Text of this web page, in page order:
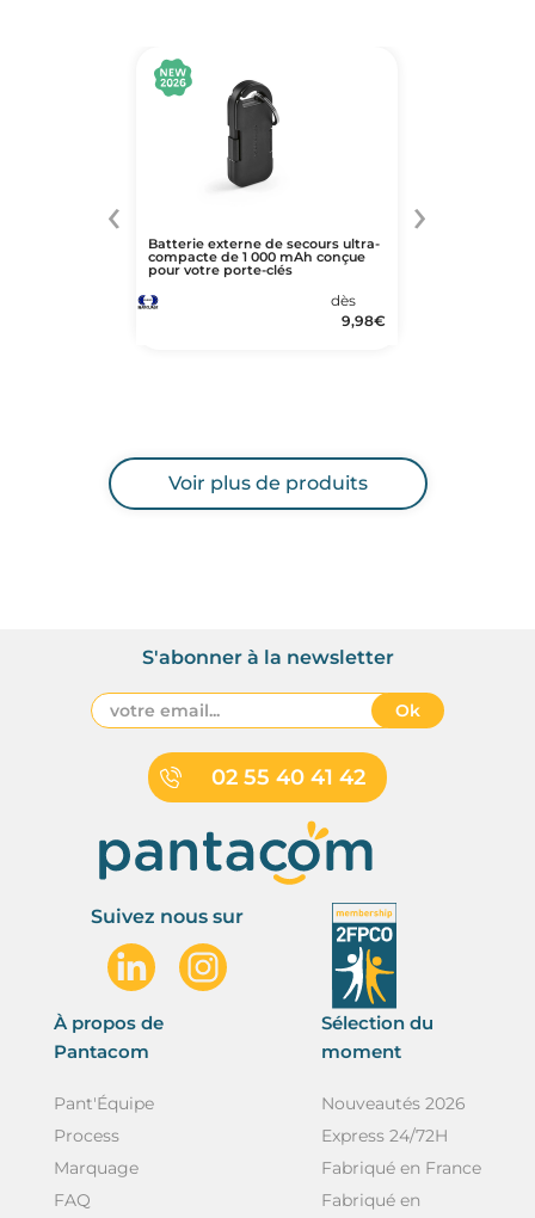
Batterie externe de secours ultra-
compacte de 1 000 mAh conçue
pour votre porte-clés
dès
9,98€
‹ ›
Voir plus de produits
02 55 40 41 42
S'abonner à la newsletter
Ok
Suivez nous sur
À propos de
Pantacom
Pant'Équipe
Process
Marquage
FAQ
Sélection du
moment
Nouveautés 2026
Express 24/72H
Fabriqué en France
Fabriqué en